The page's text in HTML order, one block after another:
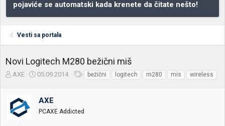
pojaviće se automatski kada krenete da čitate nešto!
Vesti sa portala
Novi Logitech M280 bežični miš
Z
e
t
AXE
D
u
m
05.09.2014.
k
bežični logitech m280 mis wireless
AXE
PCAXE Addicted